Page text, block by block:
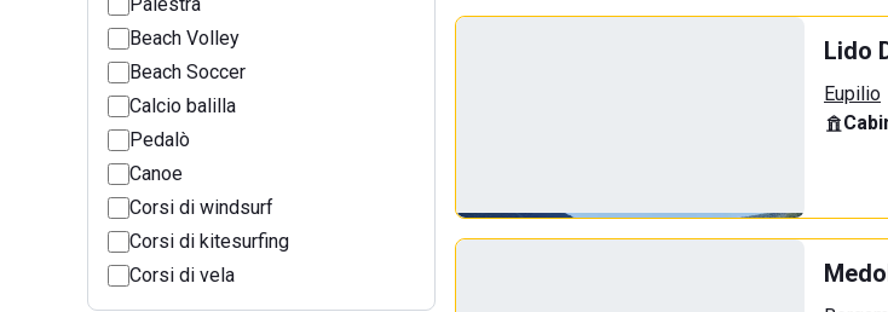
Beach Volley
Beach Soccer
Calcio balilla
Pedalò
Canoe
Corsi di windsurf
Corsi di kitesurfing
Corsi di vela
Lido
Eupilio